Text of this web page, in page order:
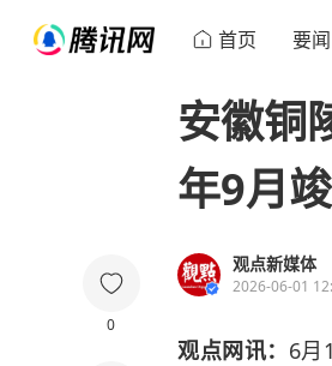
首页 要闻
0
安徽铜
年9月
观点新媒体
2026-06-01
观点网讯： 6月